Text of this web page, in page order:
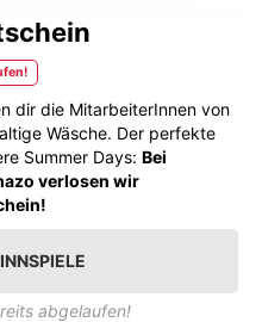
dir die MitarbeiterInnen von
Wäsche. Der perfekte
Summer Days: Bei
verlosen wir
abgelaufen!